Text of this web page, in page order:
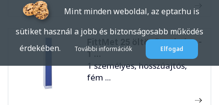
FittMet 25 öltözőszekrény -
1 ...
1 személyes, hosszúajtós,
fém ...
Mint minden weboldal, az eptar.hu is
sütiket használ a jobb és biztonságosabb működés
érdekében.
További információk Elfogad